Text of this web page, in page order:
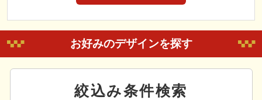
お好みのデザインを探す
絞込み条件検索